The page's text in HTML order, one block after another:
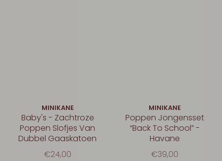
MINIKANE
Baby's - Zachtroze
Poppen Slofjes Van
Dubbel Gaaskatoen
€24,00
MINIKANE
Poppen Jongensset
“Back To School” -
Havane
€39,00